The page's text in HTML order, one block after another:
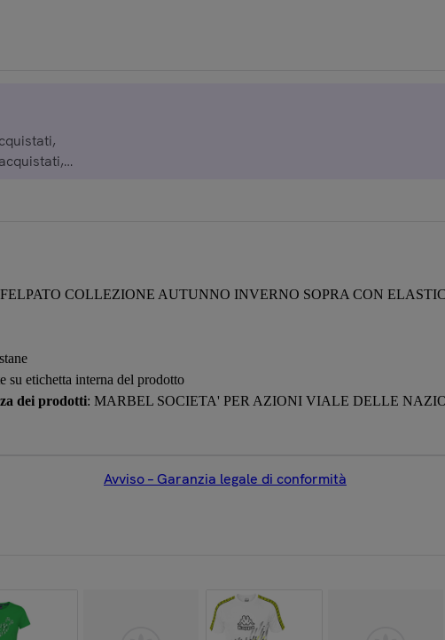
COLLEZIONE AUTUNNO INVERNO SOPRA CON
su etichetta interna del prodotto
dei prodotti: MARBEL SOCIETA' PER AZIONI VIALE DELLE
Avviso – Garanzia legale di conformità